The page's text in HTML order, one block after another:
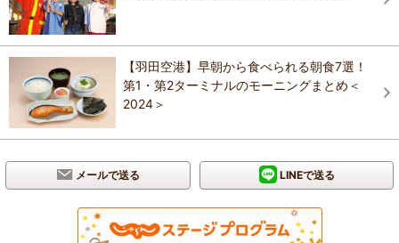
【羽田空港】早朝から食べられる朝食7選！
第1・第2ターミナルのモーニングまとめ＜
2024＞
メールで送る LINEで送る